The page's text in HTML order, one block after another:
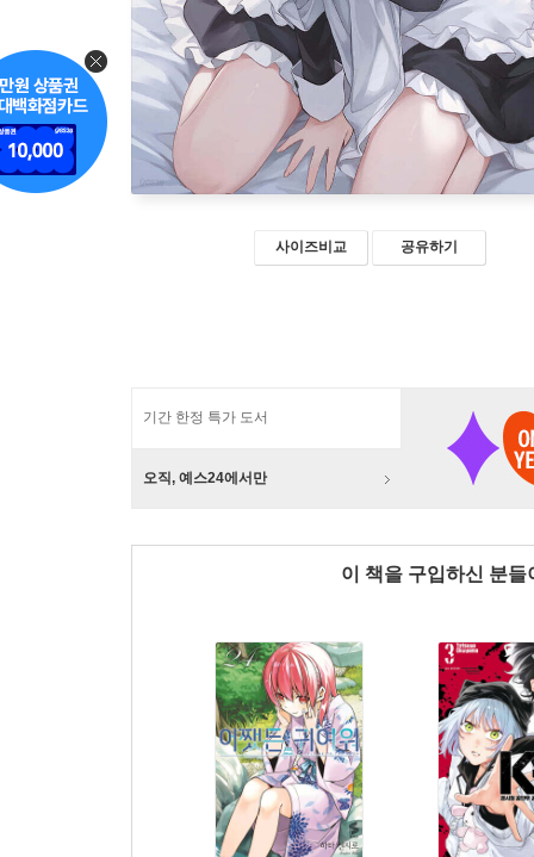
사이즈비교 공유하기
기간 한정 특가 도서
오직, 예스24에서만
이 책을 구입하신 분